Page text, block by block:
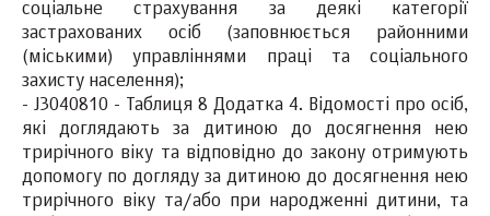
соціальне страхування за деякі категорії
застрахованих осіб (заповнюється районними
(міськими) управліннями праці та соціального
захисту населення);
- J3040810 - Таблиця 8 Додатка 4. Відомості про осіб,
які доглядають за дитиною до досягнення нею
трирічного віку та відповідно до закону отримують
допомогу по догляду за дитиною до досягнення нею
трирічного віку та/або при народженні дитини, та